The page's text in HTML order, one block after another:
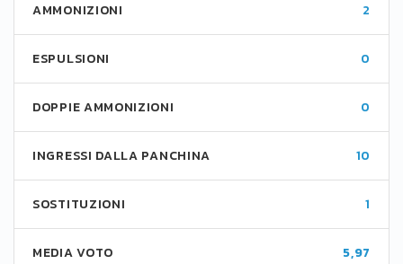
AMMONIZIONI 2
ESPULSIONI 0
DOPPIE AMMONIZIONI 0
INGRESSI DALLA PANCHINA 10
SOSTITUZIONI 1
MEDIA VOTO 5,97